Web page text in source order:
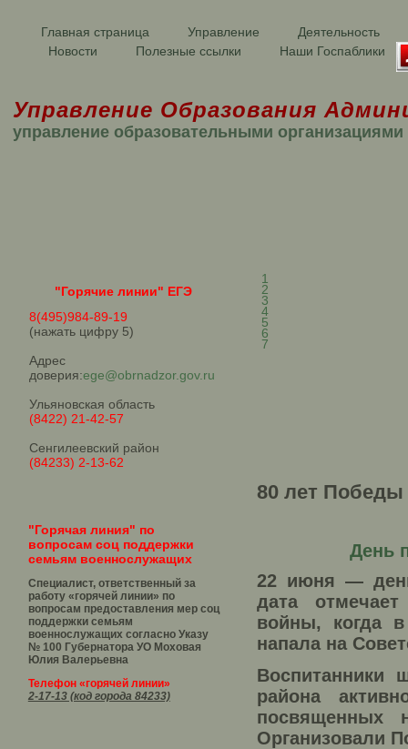
Главная страница Управление
Деятельность
Новости
Полезные ссылки Наши Госпаблики
Управление Образования
управление образовательными организациями
"Горячие линии" ЕГЭ
8(495)984-89-19
(нажать цифру 5)
Адрес
доверия:ege@obrnadzor.gov.ru
Ульяновская область
(8422) 21-42-57
Сенгилеевский район
(84233) 2-13-62
"Горячая линия" по
вопросам соц поддержки
семьям военнослужащих
Специалист, ответственный за
работу «горячей линии» по
вопросам предоставления мер соц
поддержки семьям
военнослужащих согласно Указу
№ 100 Губернатора УОМоховая
Юлия Валерьевна
Телефон «горячей линии»
2-17-13 (код города 84233)
1
2
3
4
5
6
7
80 лет Победы
День
22 июня —
дата
войны, когда
напала на
Воспитанники
района
посвященных
Организовали